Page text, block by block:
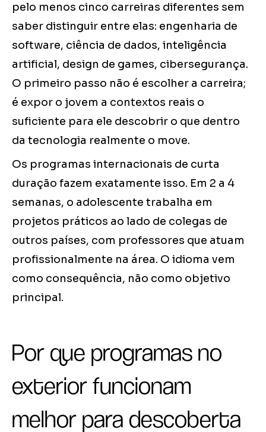
pelo menos cinco carreiras diferentes sem
saber distinguir entre elas: engenharia de
software, ciência de dados, inteligência
artificial, design de games, cibersegurança.
O primeiro passo não é escolher a carreira;
é expor o jovem a contextos reais o
suficiente para ele descobrir o que dentro
da tecnologia realmente o move.
Os programas internacionais de curta
duração fazem exatamente isso. Em 2 a 4
semanas, o adolescente trabalha em
projetos práticos ao lado de colegas de
outros países, com professores que atuam
profissionalmente na área. O idioma vem
como consequência, não como objetivo
principal.
Por que programas no
exterior funcionam
melhor para descoberta